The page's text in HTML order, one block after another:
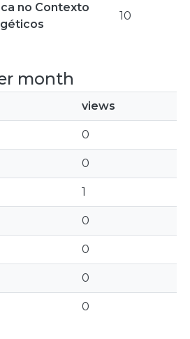
no Contexto
10
month
views
0
0
1
0
0
0
0